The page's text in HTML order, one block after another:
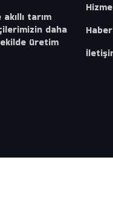
tarım
daha
üretim